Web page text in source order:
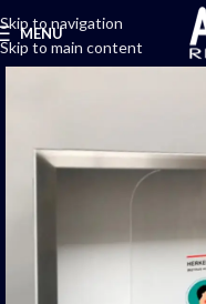
Skip to navigation
Skip to main content
MENU